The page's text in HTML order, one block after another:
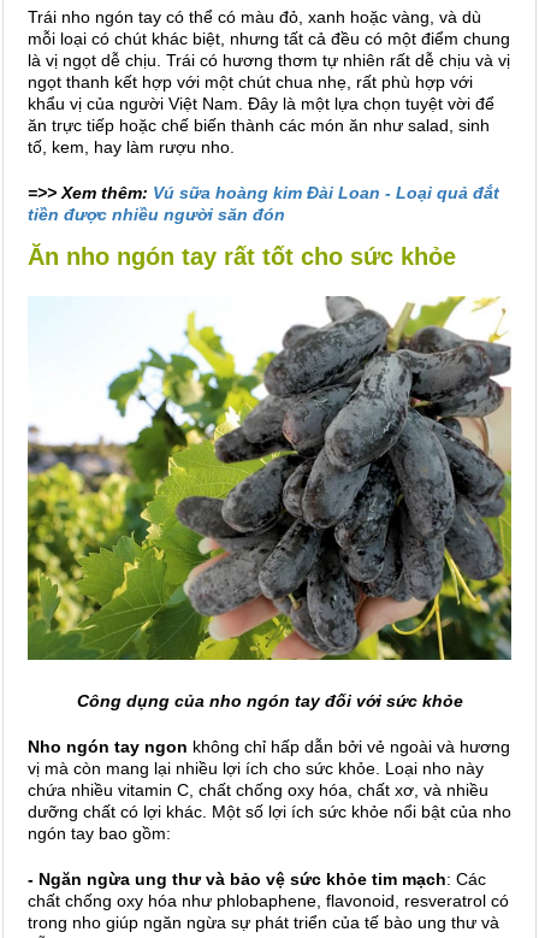
Trái nho ngón tay có thể có màu đỏ, xanh hoặc vàng, và dù
mỗi loại có chút khác biệt, nhưng tất cả đều có một điểm chung
là vị ngọt dễ chịu. Trái có hương thơm tự nhiên rất dễ chịu và vị
ngọt thanh kết hợp với một chút chua nhẹ, rất phù hợp với
khẩu vị của người Việt Nam. Đây là một lựa chọn tuyệt vời để
ăn trực tiếp hoặc chế biến thành các món ăn như salad, sinh
tố, kem, hay làm rượu nho.
=>> Xem thêm: Vú sữa hoàng kim Đài Loan - Loại quả đắt
tiền được nhiều người săn đón
Ăn nho ngón tay rất tốt cho sức khỏe
Công dụng của nho ngón tay đối với sức khỏe
Nho ngón tay ngon không chỉ hấp dẫn bởi vẻ ngoài và hương
vị mà còn mang lại nhiều lợi ích cho sức khỏe. Loại nho này
chứa nhiều vitamin C, chất chống oxy hóa, chất xơ, và nhiều
dưỡng chất có lợi khác. Một số lợi ích sức khỏe nổi bật của nho
ngón tay bao gồm:
- Ngăn ngừa ung thư và bảo vệ sức khỏe tim mạch: Các
chất chống oxy hóa như phlobaphene, flavonoid, resveratrol có
trong nho giúp ngăn ngừa sự phát triển của tế bào ung thư và